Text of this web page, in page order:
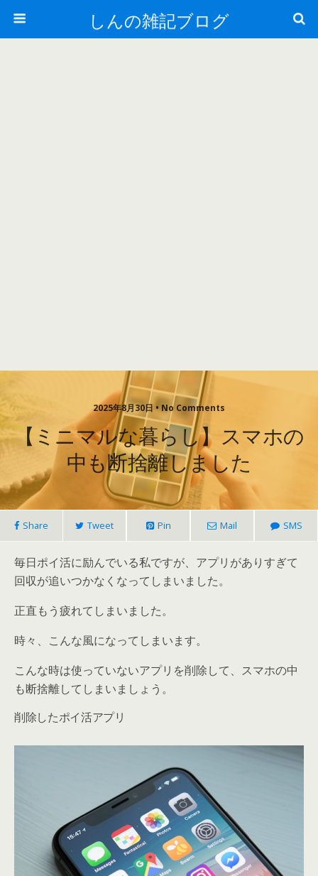
しんの雑記ブログ
2025年8月30日 • No Comments
【ミニマルな暮らし】スマホの
中も断捨離しました
Share Tweet Pin Mail SMS
毎日ポイ活に励んでいる私ですが、アプリがありすぎて
回収が追いつかなくなってしまいました。
正直もう疲れてしまいました。
時々、こんな風になってしまいます。
こんな時は使っていないアプリを削除して、スマホの中
も断捨離してしまいましょう。
削除したポイ活アプリ